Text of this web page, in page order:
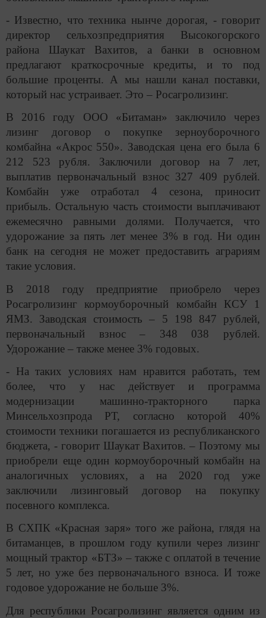
- Известно, что техника нынче дорогая, - говорит
директор сельхозпредприятия Высокогорского
района Шаукат Вахитов, а банки в основном
предлагают краткосрочные кредиты, и то под
большие проценты. А мы нашли канал поставки,
который нас устраивает. Это – Росагролизинг.
В 2016 году ООО «Битаман» заключило через
лизинг договор о покупке зерноуборочного
комбайна «Акрос 550». Заводская цена его была 6
212 523 рубля. Заключили договор на 7 лет,
выплатив первоначальный взнос 327 409 рублей.
Комбайн уже отработал 4 сезона, приносит
прибыль. Остальную часть стоимости выплачивают
ежемесячно равными долями. Получается, что
удорожание за пять лет менее 3% в год. Ни один
банк на сегодня не может предоставить аграриям
такие условия.
В 2018 году предприятие приобрело через
Росагролизинг кормоуборочный комбайн КСУ 1
ЯМЗ. Заводская стоимость – 5 198 847 рублей,
первоначальный взнос – 348 038 рублей.
Удорожание – также менее 3% годовых.
- На таких условиях нам нравится работать, тем
более, что у нас действует и программа
модернизации машинно-тракторного парка
Минсельхозпрода РТ, согласно которой 40%
стоимости техники погашается из республиканского
бюджета, - говорит Шаукат Вахитов. – Поэтому мы
приобрели еще один кормоуборочный комбайн на
аналогичных условиях, а на 2020 год уже
заключили лизинговый договор на покупку
посевного комплекса.
В СХПК «Красная заря» того же района, глядя на
битаманцев, в прошлом году купили через лизинг
мощный трактор «БТЗ» – также с оплатой в течение
5 лет, но уже без первоначального взноса. И тоже
годовое удорожание не больше 3%.
Для республики Росагролизинг является одним из